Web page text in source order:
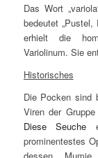
Das Wort „variola
bedeutet
erhielt die
Variolinum. Sie
Historisches
Die Pocken sind
Viren der
Diese Seuche
prominentestes